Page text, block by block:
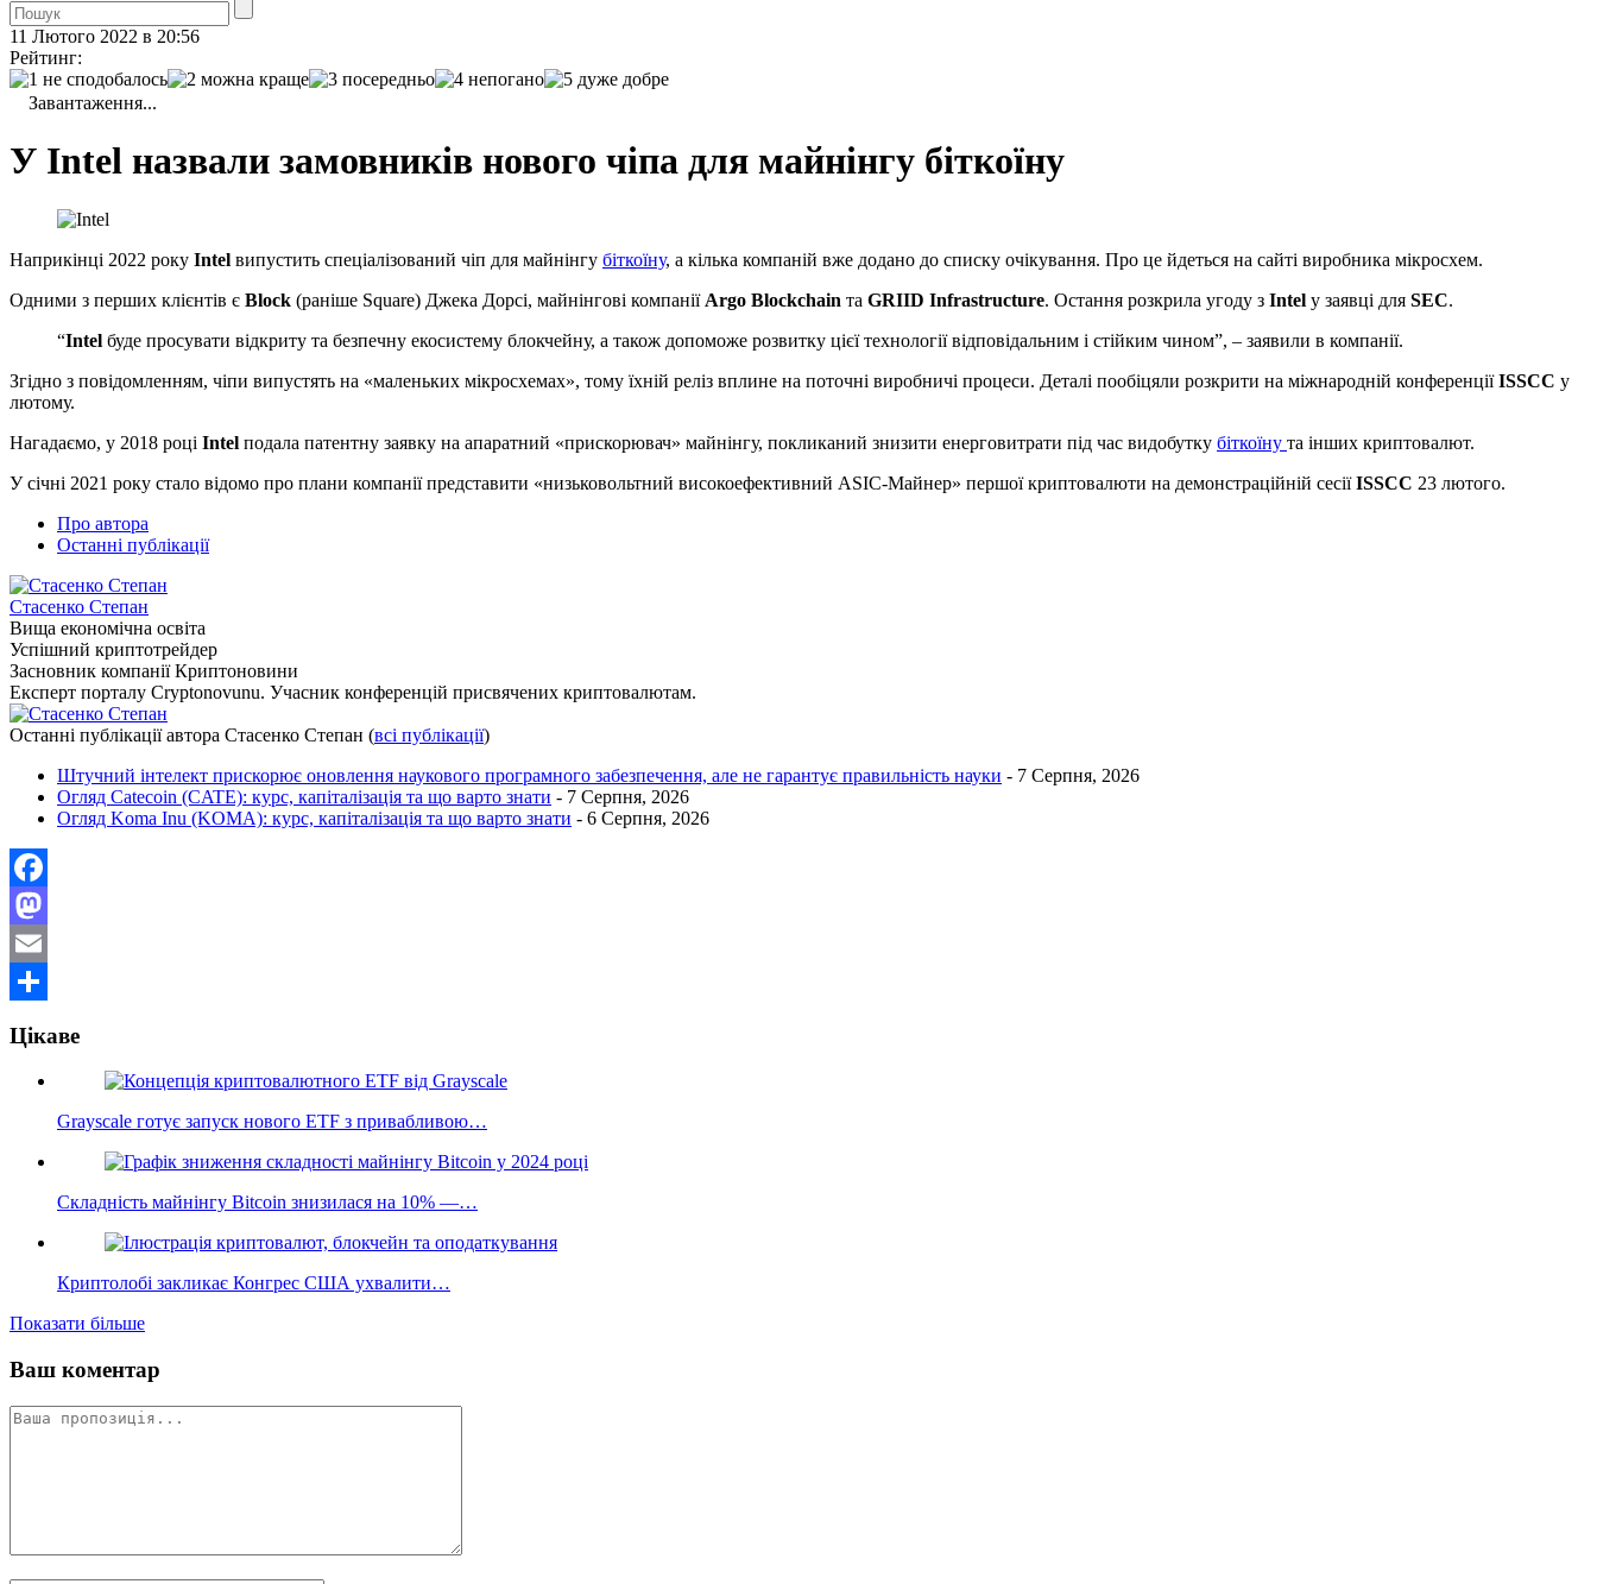
11 Лютого 2022 в 20:56
Рейтинг:
Завантаження...
У Intel назвали замовників нового чіпа для майнінгу біткоїну
Наприкінці 2022 року Intel випустить спеціалізований чіп для майнінгу біткоїну, а кілька компаній вже додано до списку очікування. Про це йдеться на сайті виробника мікросхем.
Одними з перших клієнтів є Block (раніше Square) Джека Дорсі, майнінгові компанії Argo Blockchain та GRIID Infrastructure. Остання розкрила угоду з Intel у заявці для SEC.
“Intel буде просувати відкриту та безпечну екосистему блокчейну, а також допоможе розвитку цієї технології відповідальним і стійким чином”, – заявили в компанії.
Згідно з повідомленням, чіпи випустять на «маленьких мікросхемах», тому їхній реліз вплине на поточні виробничі процеси. Деталі пообіцяли розкрити на міжнародній конференціїISSCC у
лютому.
Нагадаємо, у 2018 році Intel подала патентну заявку на апаратний «прискорювач» майнінгу, покликаний знизити енерговитрати під час видобутку біткоїну та інших криптовалют.
У січні 2021 року стало відомо про плани компанії представити «низьковольтний високоефективний ASIC-Майнер» першої криптовалюти на демонстраційній сесіїISSCC 23 лютого.
Про автора
Останні публікації
Стасенко Степан
Вища економічна освіта
Успішний криптотрейдер
Засновник компанії Криптоновини
Експерт порталу Cryptonovunu. Учасник конференцій присвячених криптовалютам.
Останні публікації автора Стасенко Степан (всі публікації)
Штучний інтелект прискорює оновлення наукового програмного забезпечення, але не гарантує правильність науки - 7 Серпня, 2026
Огляд Catecoin (CATE): курс, капіталізація та що варто знати - 7 Серпня, 2026
Огляд Koma Inu (KOMA): курс, капіталізація та що варто знати - 6 Серпня, 2026
Facebook
Mastodon
Email
Цікаве
Grayscale готує запуск нового ETF з привабливою…
Складність майнінгу Bitcoin знизилася на 10% —…
Криптолобі закликає Конгрес США ухвалити…
Показати більше
Ваш коментар